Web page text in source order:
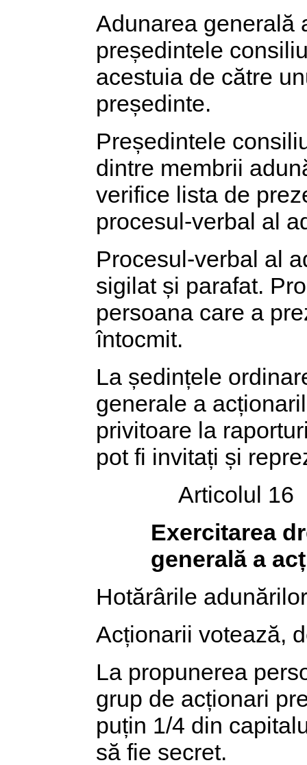
Adunarea generală
președintele
acestuia de către
președinte.
Președintele
dintre membrii
verifice lista de
procesul-verbal al
Procesul-verbal al
sigilat și parafat.
persoana care a
întocmit.
La ședințele
generale a
privitoare la
pot fi invitați și
Articolul 16
Exercitarea
generală a
Hotărârile
Acționarii votează,
La propunerea
grup de acționari
puțin 1/4 din
să fie secret.